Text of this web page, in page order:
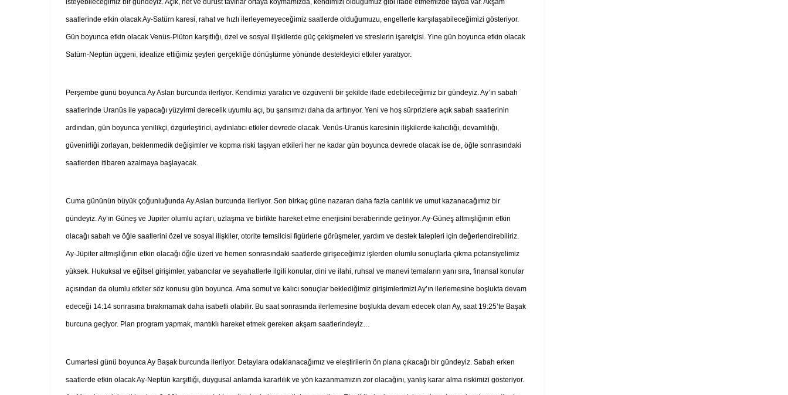
isteyebileceğimiz bir gündeyiz. Açık, net ve dürüst tavırlar ortaya koymamızda, kendimizi olduğumuz gibi ifade etmemizde fayda var. Akşam
saatlerinde etkin olacak Ay-Satürn karesi, rahat ve hızlı ilerleyemeyeceğimiz saatlerde olduğumuzu, engellerle karşılaşabileceğimizi gösteriyor.
Gün boyunca etkin olacak Venüs-Plüton karşıtlığı, özel ve sosyal ilişkilerde güç çekişmeleri ve streslerin işaretçisi. Yine gün boyunca etkin olacak
Satürn-Neptün üçgeni, idealize ettiğimiz şeyleri gerçekliğe dönüştürme yönünde destekleyici etkiler yaratıyor.
Perşembe günü boyunca Ay Aslan burcunda ilerliyor. Kendimizi yaratıcı ve özgüvenli bir şekilde ifade edebileceğimiz bir gündeyiz. Ay’ın sabah
saatlerinde Uranüs ile yapacağı yüzyirmi derecelik uyumlu açı, bu şansımızı daha da arttırıyor. Yeni ve hoş sürprizlere açık sabah saatlerinin
ardından, gün boyunca yenilikçi, özgürleştirici, aydınlatıcı etkiler devrede olacak. Venüs-Uranüs karesinin ilişkilerde kalıcılığı, devamlılığı,
güvenirliği zorlayan, beklenmedik değişimler ve kopma riski taşıyan etkileri her ne kadar gün boyunca devrede olacak ise de, öğle sonrasındaki
saatlerden itibaren azalmaya başlayacak.
Cuma gününün büyük çoğunluğunda Ay Aslan burcunda ilerliyor. Son birkaç güne nazaran daha fazla canlılık ve umut kazanacağımız bir
gündeyiz. Ay’ın Güneş ve Jüpiter olumlu açıları, uzlaşma ve birlikte hareket etme enerjisini beraberinde getiriyor. Ay-Güneş altmışlığının etkin
olacağı sabah ve öğle saatlerini özel ve sosyal ilişkiler, otorite temsilcisi figürlerle görüşmeler, yardım ve destek talepleri için değerlendirebiliriz.
Ay-Jüpiter altmışlığının etkin olacağı öğle üzeri ve hemen sonrasındaki saatlerde girişeceğimiz işlerden olumlu sonuçlarla çıkma potansiyelimiz
yüksek. Hukuksal ve eğitsel girişimler, yabancılar ve seyahatlerle ilgili konular, dini ve ilahi, ruhsal ve manevi temaların yanı sıra, finansal konular
açısından da olumlu etkiler söz konusu gün boyunca. Ama somut ve kalıcı sonuçlar beklediğimiz girişimlerimizi Ay’ın ilerlemesine boşlukta devam
edeceği 14:14 sonrasına bırakmamak daha isabetli olabilir. Bu saat sonrasında ilerlemesine boşlukta devam edecek olan Ay, saat 19:25’te Başak
burcuna geçiyor. Plan program yapmak, mantıklı hareket etmek gereken akşam saatlerindeyiz…
Cumartesi günü boyunca Ay Başak burcunda ilerliyor. Detaylara odaklanacağımız ve eleştirilerin ön plana çıkacağı bir gündeyiz. Sabah erken
saatlerde etkin olacak Ay-Neptün karşıtlığı, duygusal anlamda kararlılık ve yön kazanmamızın zor olacağını, yanlış karar alma riskimizi gösteriyor.